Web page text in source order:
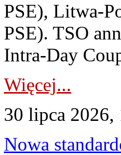
PSE), Litwa-
PSE). TSO
Intra-Day
Więcej...
30 lipca 2026,
Nowa